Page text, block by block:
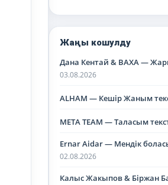
Жаңы кошулду
Дана Кентай & BAXA —
03.08.2026
ALHAM — Кешір Жаным
META TEAM — Таласым
Ernar Aidar — Мендік
02.08.2026
Калыс Жакыпов & Біржан